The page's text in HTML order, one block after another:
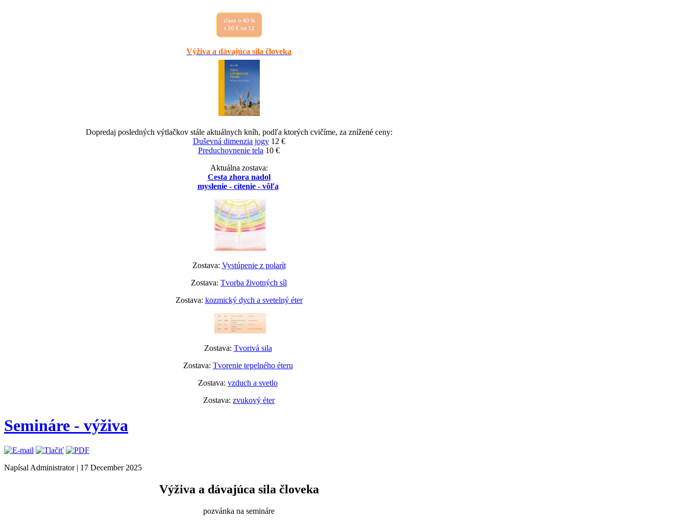
Výživa a dávajúca sila človeka
Dopredaj posledných výtlačkov stále aktuálnych kníh, podľa ktorých cvičíme, za znížené ceny:
Duševná dimenzia jogy12 €
Preduchovnenie tela 10 €
Aktuálna zostava:
Cesta zhora nadol
myslenie - cítenie - vôľa
Zostava: Vystúpenie z polarít
Zostava: Tvorba životných síl
Zostava: kozmický dych a svetelný éter
Zostava: Tvorivá sila
Zostava: Tvorenie tepelného éteru
Zostava: vzduch a svetlo
Zostava: zvukový éter
Semináre - výživa
Napísal Administrator | 17 December 2025
Výživa a dávajúca sila človeka
pozvánka na semináre